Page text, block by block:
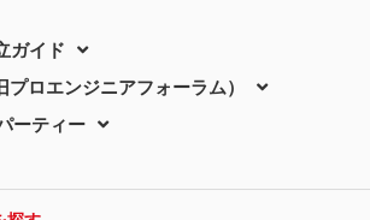
ガイド
ロエンジニアフォーラム）
ーティー